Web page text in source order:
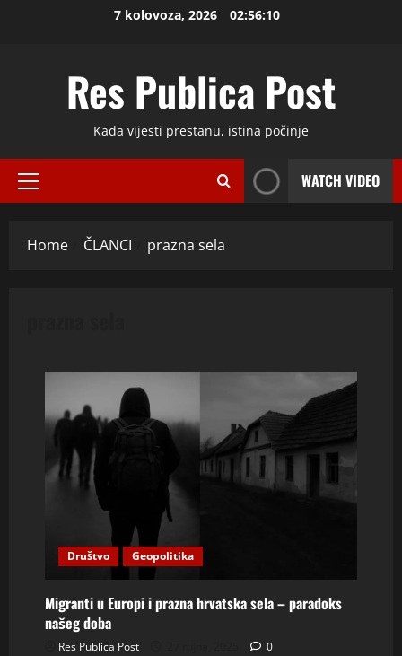
7 kolovoza, 2026 02:56:11
Res Publica Post
Kada vijesti prestanu, istina počinje
Primary
WATCH VIDEO
Home ČLANCI prazna sela
Društvo Geopolitika
Migranti u Europi i prazna hrvatska sela – paradoks
našeg doba
Res Publica Post 0